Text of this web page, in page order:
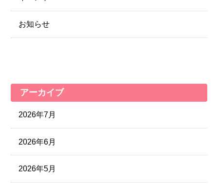
お知らせ
アーカイブ
2026年7月
2026年6月
2026年5月